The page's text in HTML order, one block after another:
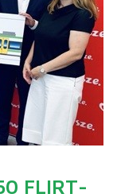
FLIRT-